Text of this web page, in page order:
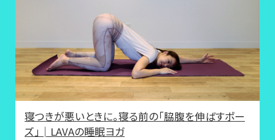
寝つきが悪いときに。寝る前の「脇腹を伸ばすポー
ズ」│LAVAの睡眠ヨガ